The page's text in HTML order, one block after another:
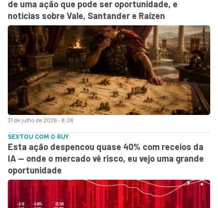
31 de julho de 2026 - 8:26
de uma ação que pode ser oportunidade, e
notícias sobre Vale, Santander e Raízen
SEXTOU COM O RUY
Esta ação despencou quase 40% com receios da
IA — onde o mercado vê risco, eu vejo uma grande
oportunidade